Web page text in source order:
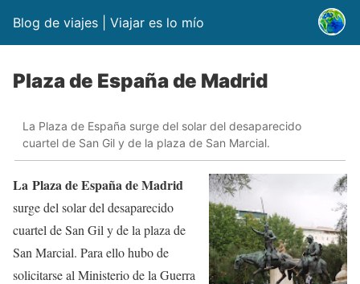
Blog de viajes | Viajar es lo mío
Plaza de España de Madrid
La Plaza de España surge del solar del desaparecido
cuartel de San Gil y de la plaza de San Marcial.
La Plaza de España de Madrid
surge del solar del desaparecido
cuartel de San Gil y de la plaza de
San Marcial. Para ello hubo de
solicitarse al Ministerio de la Guerra